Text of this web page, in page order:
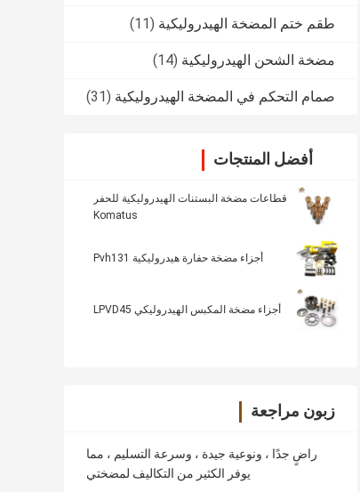
طقم ختم المضخة الهيدروليكية (11)
مضخة الشحن الهيدروليكية (14)
صمام التحكم في المضخة الهيدروليكية (31)
أفضل المنتجات
قطاعات مضخة البستنات الهيدروليكية للحفر
Komatus
أجزاء مضخة حفارة هيدروليكية Pvh131
أجزاء مضخة المكبس الهيدروليكي LPVD45
زبون مراجعة
راضٍ جدًا ، ونوعية جيدة ، وسرعة التسليم ، مما
يوفر الكثير من التكاليف لمضختي